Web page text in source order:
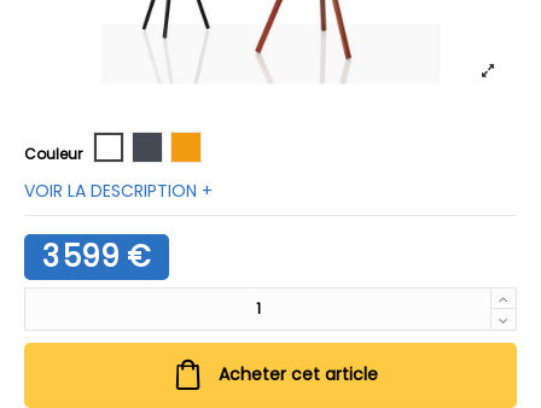
Couleur
VOIR LA DESCRIPTION +
3 599 €
Acheter cet article